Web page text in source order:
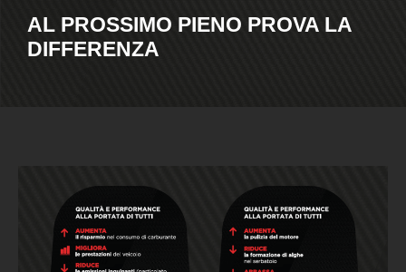
AL PROSSIMO PIENO PROVA LA
DIFFERENZA